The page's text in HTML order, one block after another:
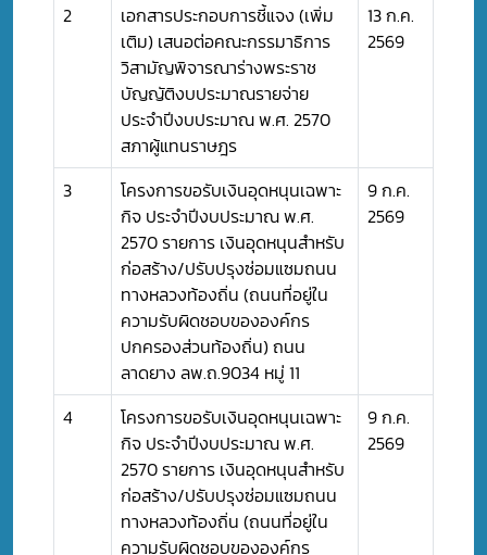
2
เอกสารประกอบการชี้แจง (เพิ่ม
เติม) เสนอต่อคณะกรรมาธิการ
วิสามัญพิจารณาร่างพระราช
บัญญัติงบประมาณรายจ่าย
ประจำปีงบประมาณ พ.ศ. 2570
สภาผู้แทนราษฎร
13 ก.ค.
2569
3
โครงการขอรับเงินอุดหนุนเฉพาะ
กิจ ประจำปีงบประมาณ พ.ศ.
2570 รายการ เงินอุดหนุนสำหรับ
ก่อสร้าง/ปรับปรุงซ่อมแซมถนน
ทางหลวงท้องถิ่น (ถนนที่อยู่ใน
ความรับผิดชอบขององค์กร
ปกครองส่วนท้องถิ่น) ถนน
ลาดยาง ลพ.ถ.9034 หมู่ 11
9 ก.ค.
2569
4
โครงการขอรับเงินอุดหนุนเฉพาะ
กิจ ประจำปีงบประมาณ พ.ศ.
2570 รายการ เงินอุดหนุนสำหรับ
ก่อสร้าง/ปรับปรุงซ่อมแซมถนน
ทางหลวงท้องถิ่น (ถนนที่อยู่ใน
ความรับผิดชอบขององค์กร
9 ก.ค.
2569